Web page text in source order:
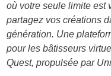
où votre seule limite est
partagez vos créations
génération. Une
pour les bâtisseurs
Quest, propulsée par